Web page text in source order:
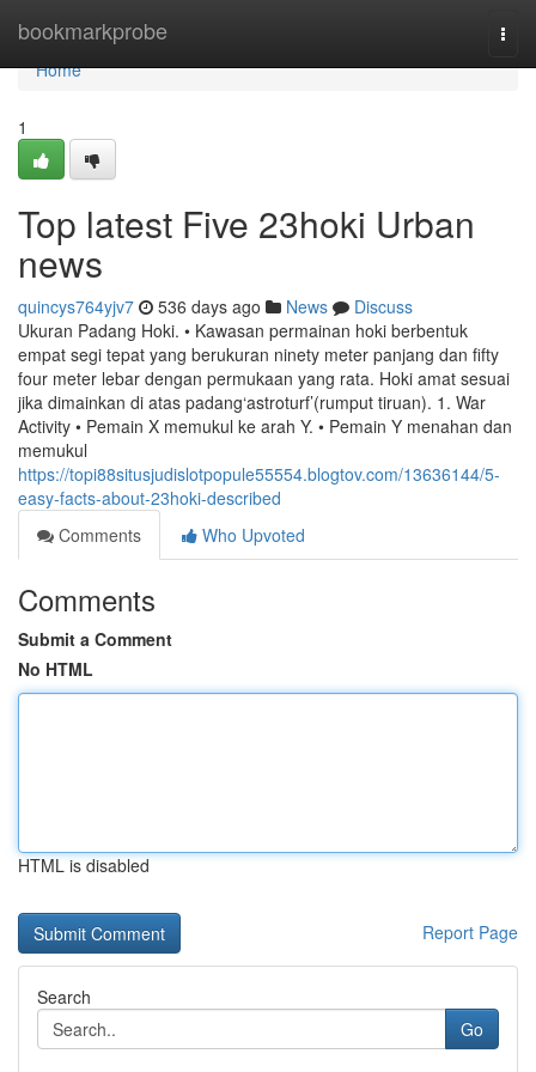
bookmarkprobe
Home
Home
1
Top latest Five 23hoki Urban
news
quincys764yjv7 536 days ago News
Discuss
Ukuran Padang Hoki. • Kawasan permainan hoki berbentuk
empat segi tepat yang berukuran ninety meter panjang dan fifty
four meter lebar dengan permukaan yang rata. Hoki amat sesuai
jika dimainkan di atas padang‘astroturf’(rumput tiruan). 1. War
Activity • Pemain X memukul ke arah Y. • Pemain Y menahan dan
memukul
https://topi88situsjudislotpopule55554.blogtov.com/13636144/5-
easy-facts-about-23hoki-described
Comments
Who Upvoted
Comments
Submit a Comment
No HTML
HTML is disabled
Report Page
Search
Go